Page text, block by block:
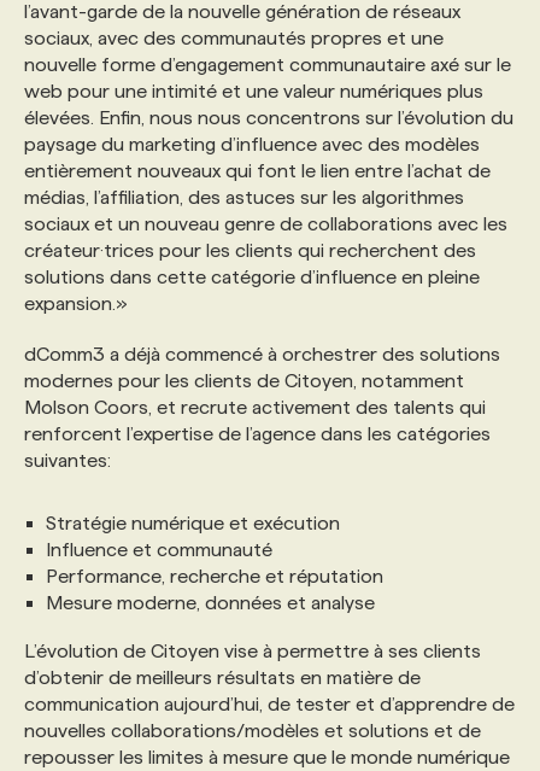
l’avant-garde de la nouvelle génération de réseaux
sociaux, avec des communautés propres et une
nouvelle forme d’engagement communautaire axé sur le
web pour une intimité et une valeur numériques plus
élevées. Enfin, nous nous concentrons sur l’évolution du
paysage du marketing d’influence avec des modèles
entièrement nouveaux qui font le lien entre l’achat de
médias, l’affiliation, des astuces sur les algorithmes
sociaux et un nouveau genre de collaborations avec les
créateur·trices pour les clients qui recherchent des
solutions dans cette catégorie d’influence en pleine
expansion.»
dComm3 a déjà commencé à orchestrer des solutions
modernes pour les clients de Citoyen, notamment
Molson Coors, et recrute activement des talents qui
renforcent l’expertise de l’agence dans les catégories
suivantes:
Stratégie numérique et exécution
Influence et communauté
Performance, recherche et réputation
Mesure moderne, données et analyse
L’évolution de Citoyen vise à permettre à ses clients
d’obtenir de meilleurs résultats en matière de
communication aujourd’hui, de tester et d’apprendre de
nouvelles collaborations/modèles et solutions et de
repousser les limites à mesure que le monde numérique